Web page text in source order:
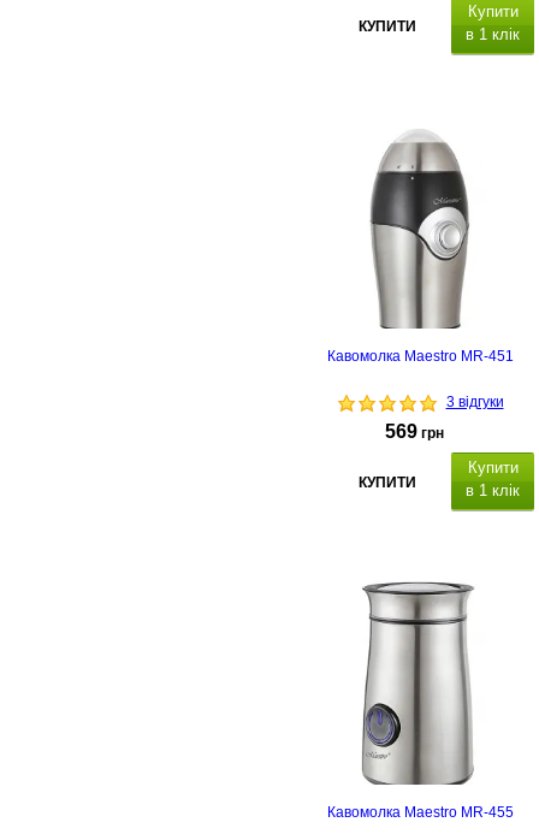
КУПИТИ
Купити
в 1 клік
Кавомолка Maestro MR-451
3 відгуки
569 грн
КУПИТИ
Купити
в 1 клік
Кавомолка Maestro MR-455